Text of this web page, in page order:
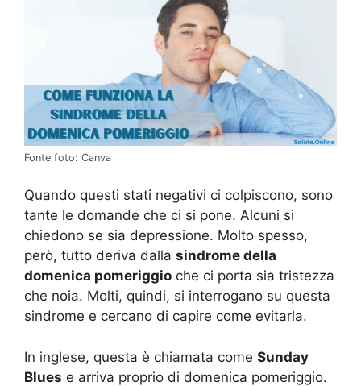
Fonte foto: Canva
Quando questi stati negativi ci colpiscono, sono
tante le domande che ci si pone. Alcuni si
chiedono se sia depressione. Molto spesso,
però, tutto deriva dalla sindrome della
domenica pomeriggio che ci porta sia tristezza
che noia. Molti, quindi, si interrogano su questa
sindrome e cercano di capire come evitarla.
In inglese, questa è chiamata come Sunday
Blues e arriva proprio di domenica pomeriggio.